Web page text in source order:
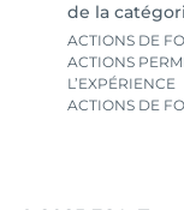
de la
ACTIONS DE
ACTIONS
L’EXPÉRIENCE
ACTIONS DE